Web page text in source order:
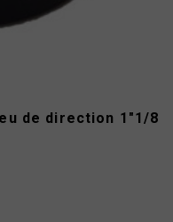
de direction 1"1/8